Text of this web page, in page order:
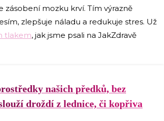
zásobení mozku krví. Tím výrazně
zlepšuje náladu a redukuje stres. Už
tlakem, jak jsme psali na JakZdravě
našich předků, bez
droždí z lednice, či kopřiva